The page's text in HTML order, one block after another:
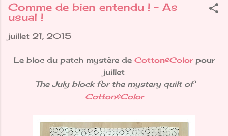
Comme de bien entendu ! - As
usual !
juillet 21, 2015
Le bloc du patch mystère de Cotton&Color pour
juillet
The July block for the mystery quilt of
Cotton&Color